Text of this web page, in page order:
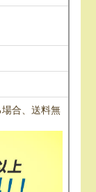
合、送料無